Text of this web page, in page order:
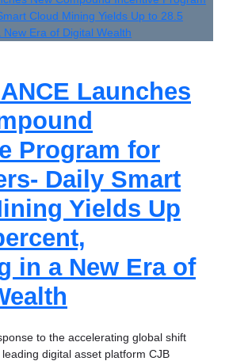
Launches
Program for
Daily Smart
Yields Up
in a New Era of
to the accelerating global shift
digital asset platform CJB